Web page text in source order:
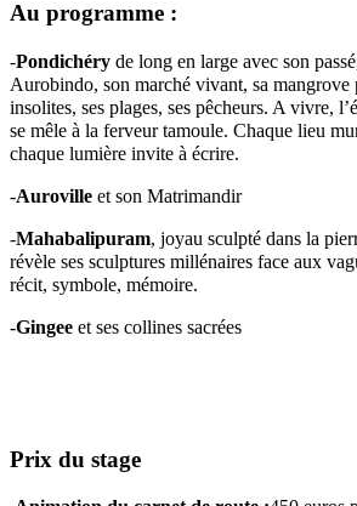
Au programme :
-Pondichéry de long en large avec son
Aurobindo, son marché vivant, sa mangrove
insolites, ses plages, ses pêcheurs. A vivre,
se mêle à la ferveur tamoule. Chaque lieu
chaque lumière invite à écrire.
-Auroville et son Matrimandir
-Mahabalipuram, joyau sculpté dans la
révèle ses sculptures millénaires face aux
récit, symbole, mémoire.
-Gingee et ses collines sacrées
Prix du stage